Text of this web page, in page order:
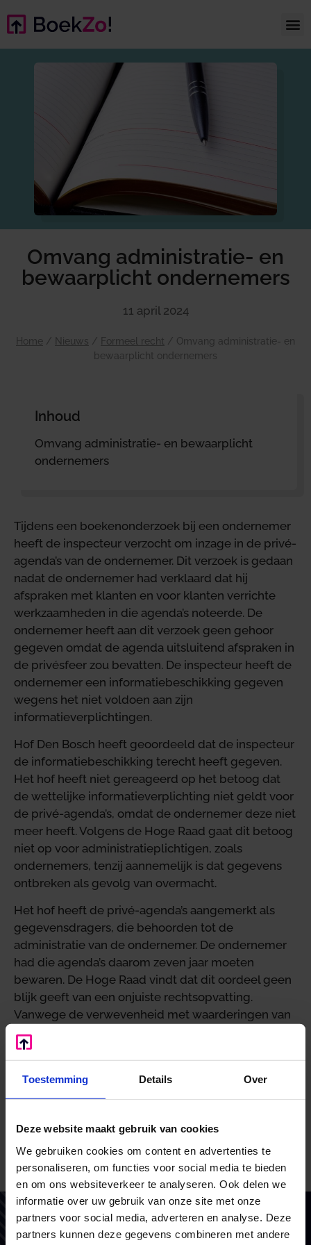
Toestemming Details Over
Deze website maakt gebruik van cookies
We gebruiken cookies om content en advertenties te
personaliseren, om functies voor social media te bieden
en om ons websiteverkeer te analyseren. Ook delen we
informatie over uw gebruik van onze site met onze
partners voor social media, adverteren en analyse. Deze
partners kunnen deze gegevens combineren met andere
Omvang administratie- en
bewaarplicht ondernemers
11 april 2024
Home / Nieuws / Formeel recht / Omvang administratie- en
bewaarplicht ondernemers
Inhoud
Omvang administratie- en bewaarplicht
ondernemers
Tijdens een boekenonderzoek bij een ondernemer
heeft de inspecteur verzocht om inzage in de privé-
agenda’s van de ondernemer. Dit verzoek is gedaan
nadat de ondernemer had verklaard dat hij
afspraken met klanten en voor klanten verrichte
werkzaamheden in die agenda’s noteerde. De
ondernemer heeft aan dit verzoek geen gehoor
gegeven omdat de agenda uitsluitend afspraken in
de privésfeer zou bevatten. De inspecteur heeft de
ondernemer een informatiebeschikking gegeven
wegens het niet voldoen aan zijn
informatieverplichtingen.
Hof Den Bosch heeft geoordeeld dat de inspecteur
de informatiebeschikking terecht heeft gegeven.
Het hof heeft niet gereageerd op het betoog dat
de wettelijke informatieverplichting niet geldt voor
de privé-agenda’s, omdat de ondernemer deze niet
meer heeft. Volgens de Hoge Raad gaat dit betoog
niet op voor administratieplichtigen, zoals
ondernemers, tenzij aannemelijk is dat gegevens
ontbreken als gevolg van overmacht.
Het hof heeft de privé-agenda’s aangemerkt als
gegevensdragers, die behoorden tot de
administratie van de ondernemer. De ondernemer
had die agenda’s daarom zeven jaar moeten
bewaren. De Hoge Raad vindt dat dit oordeel geen
blijk geeft van een onjuiste rechtsopvatting.
Vanwege de verwevenheid met waarderingen van
feitelijke aard kan dit oordeel voor het overige door
de Hoge Raad in de cassatieprocedure niet op
zich niet beroepen op overmacht. Daarom heeft het
hof zonder blijk te geven van een onjuiste
de informatiebeschikking terecht heeft gegeven.
Bron: Hoge Raad | jurisprudentie | ECLINLHR2024528,
22/00557 | 04-04-2024
Vertrouw op BoekZo, net als